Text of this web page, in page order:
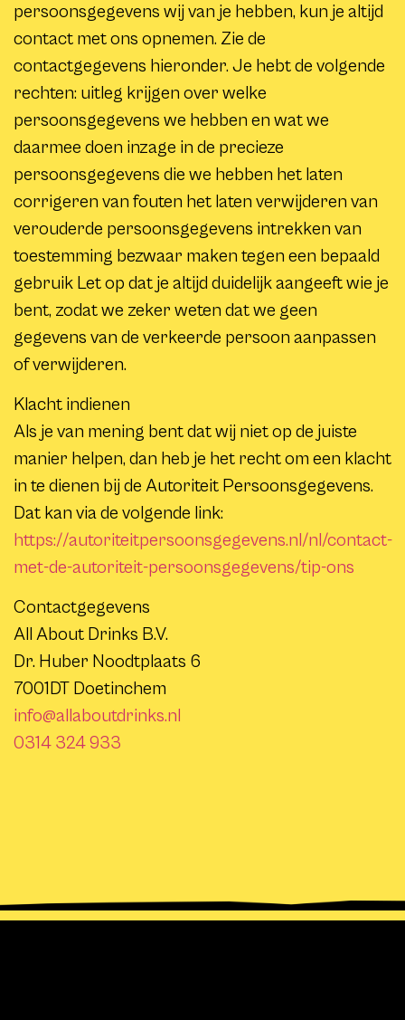
persoonsgegevens wij van je hebben, kun je altijd
contact met ons opnemen. Zie de
contactgegevens hieronder. Je hebt de volgende
rechten: uitleg krijgen over welke
persoonsgegevens we hebben en wat we
daarmee doen inzage in de precieze
persoonsgegevens die we hebben het laten
corrigeren van fouten het laten verwijderen van
verouderde persoonsgegevens intrekken van
toestemming bezwaar maken tegen een bepaald
gebruik Let op dat je altijd duidelijk aangeeft wie je
bent, zodat we zeker weten dat we geen
gegevens van de verkeerde persoon aanpassen
of verwijderen.
Klacht indienen
Als je van mening bent dat wij niet op de juiste
manier helpen, dan heb je het recht om een klacht
in te dienen bij de Autoriteit Persoonsgegevens.
Dat kan via de volgende link:
https://autoriteitpersoonsgegevens.nl/nl/contact-
met-de-autoriteit-persoonsgegevens/tip-ons
Contactgegevens
All About Drinks B.V.
Dr. Huber Noodtplaats 6
7001DT Doetinchem
info@allaboutdrinks.nl
0314 324 933